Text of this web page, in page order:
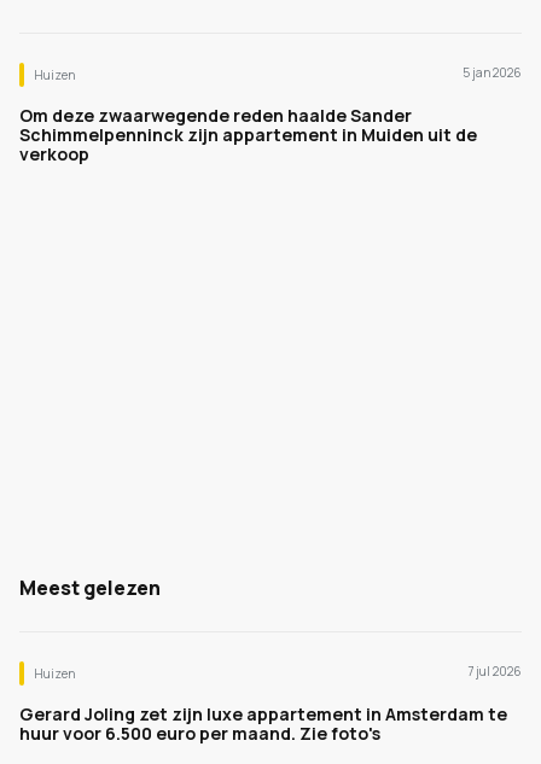
Huizen 5 jan 2026
Om deze zwaarwegende reden haalde Sander
Schimmelpenninck zijn appartement in Muiden uit de
verkoop
Meest gelezen
Huizen 7 jul 2026
Gerard Joling zet zijn luxe appartement in Amsterdam te
huur voor 6.500 euro per maand. Zie foto's